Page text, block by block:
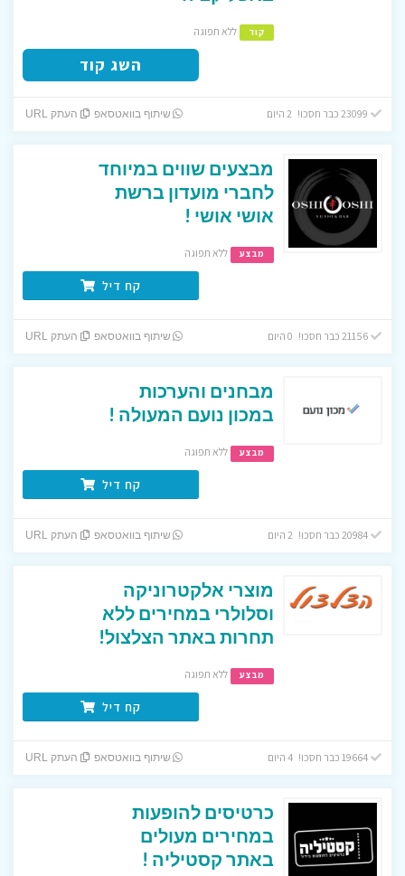
קוד ללא תפוגה
השג קוד
שיתוף בוואטסאפ העתק URL
מבצעים שווים במיוחד
לחברי מועדון ברשת
אושי אושי !
מבצע ללא תפוגה
קח דיל
21156 כבר חסכו! 0 היום שיתוף בוואטסאפ העתק URL
מבחנים והערכות
במכון נועם המעולה !
מבצע ללא תפוגה
קח דיל
20984 כבר חסכו! 2 היום שיתוף בוואטסאפ העתק URL
מוצרי אלקטרוניקה
וסלולרי במחירים ללא
תחרות באתר הצלצול!
מבצע ללא תפוגה
קח דיל
19664 כבר חסכו! 4 היום שיתוף בוואטסאפ העתק URL
כרטיסים להופעות
במחירים מעולים
באתר קסטיליה !